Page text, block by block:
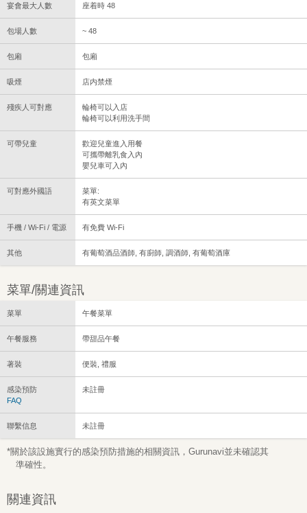
宴會最大人數 座着時 48
包場人數 ~ 48
包廂 包廂
吸煙 店内禁煙
殘疾人可對應
輪椅可以入店
輪椅可以利用洗手間
可帶兒童
歡迎兒童進入用餐
可攜帶離乳食入內
嬰兒車可入內
可對應外國語
菜單:
有英文菜單
手機 / Wi-Fi / 電源 有免費 Wi-Fi
其他 有葡萄酒品酒師, 有廚師, 調酒師, 有葡萄酒庫
菜單/關連資訊
菜單 午餐菜單
午餐服務 帶甜品午餐
著裝 便裝, 禮服
感染預防
FAQ
未註冊
聯繫信息 未註冊
*關於該設施實行的感染預防措施的相關資訊，Gurunavi並未確認其
準確性。
關連資訊